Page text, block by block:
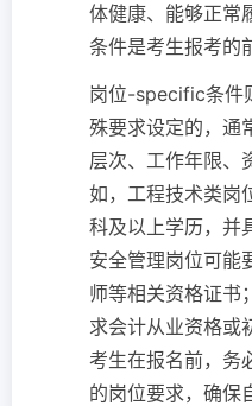
体健康、能够正常
条件是考生报考的
岗位-specific条件
殊要求设定的，通
层次、工作年限、
如，工程技术类岗
科及以上学历，并
安全管理岗位可能
师等相关资格证书
求会计从业资格或
考生在报名前，务
的岗位要求，确保